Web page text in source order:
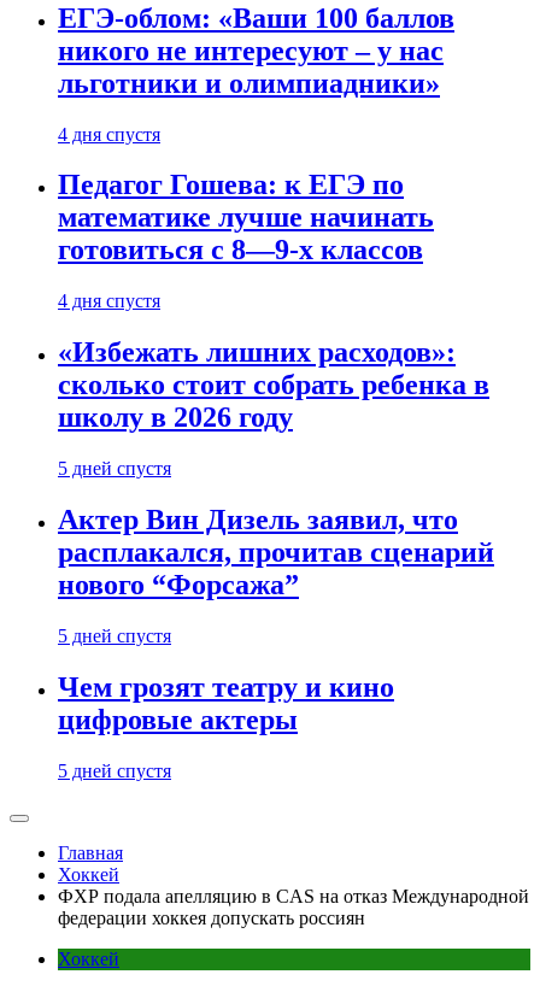
ЕГЭ-облом: «Ваши 100 баллов
никого не интересуют – у нас
льготники и олимпиадники»
4 дня спустя
Педагог Гошева: к ЕГЭ по
математике лучше начинать
готовиться с 8—9-х классов
4 дня спустя
«Избежать лишних расходов»:
сколько стоит собрать ребенка в
школу в 2026 году
5 дней спустя
Актер Вин Дизель заявил, что
расплакался, прочитав сценарий
нового “Форсажа”
5 дней спустя
Чем грозят театру и кино
цифровые актеры
5 дней спустя
Главная
Хоккей
ФХР подала апелляцию в CAS на отказ Международной
федерации хоккея допускать россиян
Хоккей